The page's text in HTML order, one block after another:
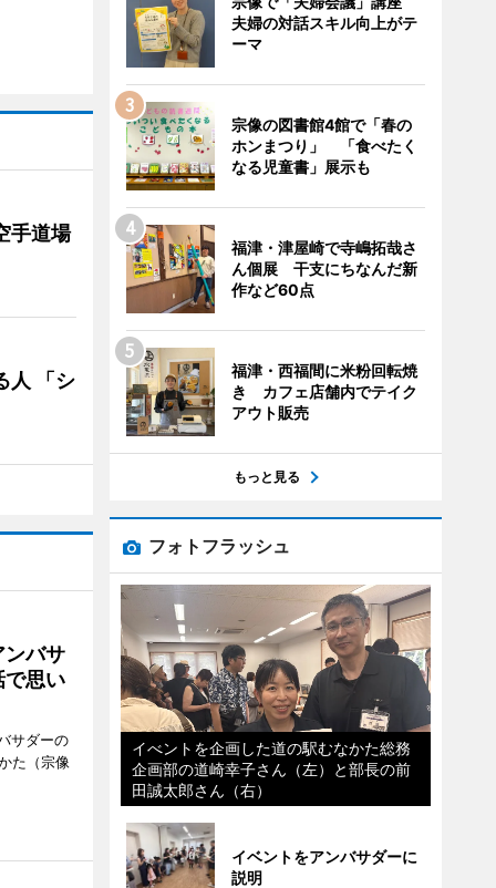
手道場
人 「シ
バサ
思い
サダーの
た（宗像
夫婦の対話スキル向上がテ
ーマ
宗像の図書館4館で「春の
ホンまつり」 「食べたく
なる児童書」展示も
福津・津屋崎で寺嶋拓哉さ
ん個展 干支にちなんだ新
作など60点
福津・西福間に米粉回転焼
き カフェ店舗内でテイク
アウト販売
もっと見る
フォトフラッシュ
イべントを企画した道の駅むなかた総務
企画部の道崎幸子さん（左）と部長の前
田誠太郎さん（右）
イベントをアンバサダーに
説明